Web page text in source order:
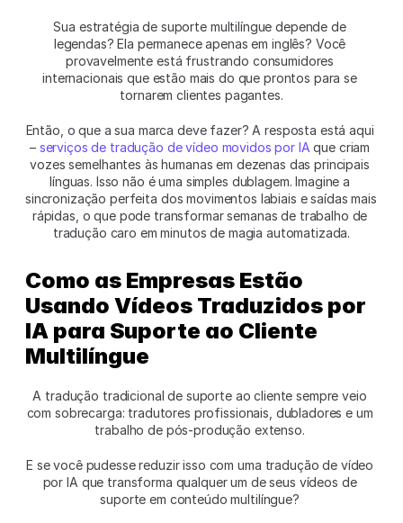
Sua estratégia de suporte multilíngue depende de
legendas? Ela permanece apenas em inglês? Você
provavelmente está frustrando consumidores
internacionais que estão mais do que prontos para se
tornarem clientes pagantes.
Então, o que a sua marca deve fazer? A resposta está aqui
– serviços de tradução de vídeo movidos por IA que criam
vozes semelhantes às humanas em dezenas das principais
línguas. Isso não é uma simples dublagem. Imagine a
sincronização perfeita dos movimentos labiais e saídas mais
rápidas, o que pode transformar semanas de trabalho de
tradução caro em minutos de magia automatizada.
Como as Empresas Estão
Usando Vídeos Traduzidos por
IA para Suporte ao Cliente
Multilíngue
A tradução tradicional de suporte ao cliente sempre veio
com sobrecarga: tradutores profissionais, dubladores e um
trabalho de pós-produção extenso.
E se você pudesse reduzir isso com uma tradução de vídeo
por IA que transforma qualquer um de seus vídeos de
suporte em conteúdo multilíngue?